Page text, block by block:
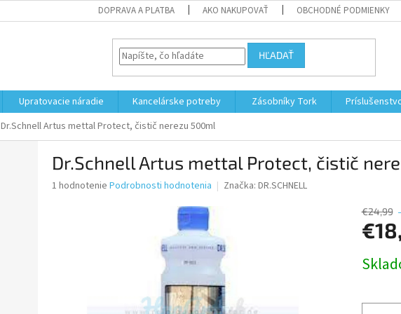
DOPRAVA A PLATBA AKO NAKUPOVAŤ OBCHODNÉ PODMIENKY
HĽADAŤ
Upratovacie náradie Kancelárske potreby Zásobníky Tork
Dr.Schnell Artus mettal Protect, čistič nerezu 500ml
Dr.Schnell Artus mettal Protect, čistič
Priemerné
1 hodnotenie Podrobnosti hodnotenia Značka: DR.SCHNELL
€24,99
cena: